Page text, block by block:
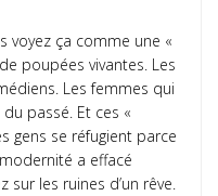
voyez ça comme une «
poupées vivantes. Les
Les femmes qui
passé. Et ces «
gens se réfugient parce
modernité a effacé
sur les ruines d’un rêve.